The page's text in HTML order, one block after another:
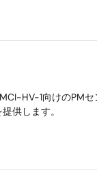
HV-1向けのPM
供します。